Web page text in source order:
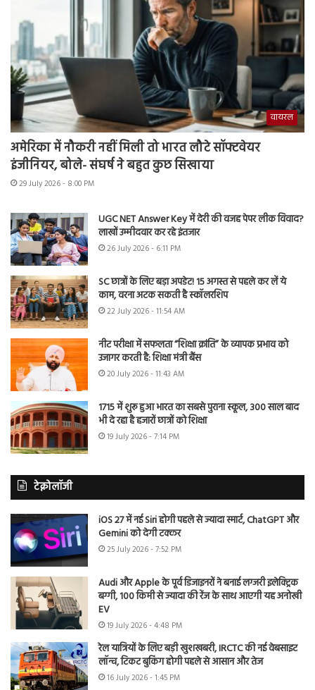
वायरल
अमेरिका में नौकरी नहीं मिली तो भारत लौटे सॉफ्टवेयर
इंजीनियर, बोले- संघर्ष ने बहुत कुछ सिखाया
29 July 2026 - 8:00 PM
UGC NET Answer Key में देरी की वजह पेपर लीक विवाद?
लाखों उम्मीदवार कर रहे इंतजार
26 July 2026 - 6:11 PM
SC छात्रों के लिए बड़ा अपडेट! 15 अगस्त से पहले कर लें ये
काम, वरना अटक सकती है स्कॉलरशिप
22 July 2026 - 11:54 AM
नीट परीक्षा में सफलता “शिक्षा क्रांति” के व्यापक प्रभाव को
उजागर करती है: शिक्षा मंत्री बैंस
20 July 2026 - 11:43 AM
1715 में शुरू हुआ भारत का सबसे पुराना स्कूल, 300 साल बाद
भी दे रहा है हजारों छात्रों को शिक्षा
19 July 2026 - 7:14 PM
टेक्नोलॉजी
iOS 27 में नई Siri होगी पहले से ज्यादा स्मार्ट, ChatGPT और
Gemini को देगी टक्कर
25 July 2026 - 7:52 PM
Audi और Apple के पूर्व डिजाइनरों ने बनाई लग्जरी इलेक्ट्रिक
बग्गी, 100 किमी से ज्यादा की रेंज के साथ आएगी यह अनोखी
EV
19 July 2026 - 4:48 PM
रेल यात्रियों के लिए बड़ी खुशखबरी, IRCTC की नई वेबसाइट
लॉन्च, टिकट बुकिंग होगी पहले से आसान और तेज
16 July 2026 - 1:45 PM